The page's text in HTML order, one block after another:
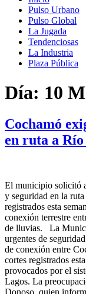
Pulso Urbano
Pulso Global
La Jugada
Tendenciosas
La Industria
Plaza Pública
Día: 10
Cochamó
en ruta a Río
El municipio solicitó
y seguridad en la
registrados esta
conexión terrestre
de lluvias. La
urgentes de
de conexión entre
cortes registrados
provocados por el
Lagos. La
Donoso, quien